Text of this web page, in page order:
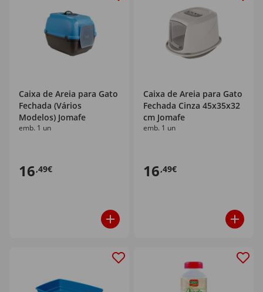
Caixa de Areia para Gato
Fechada (Vários
Modelos) Jomafe
emb. 1 un
16,49€
Caixa de Areia para Gato
Fechada Cinza 45x35x32
cm Jomafe
emb. 1 un
16,49€